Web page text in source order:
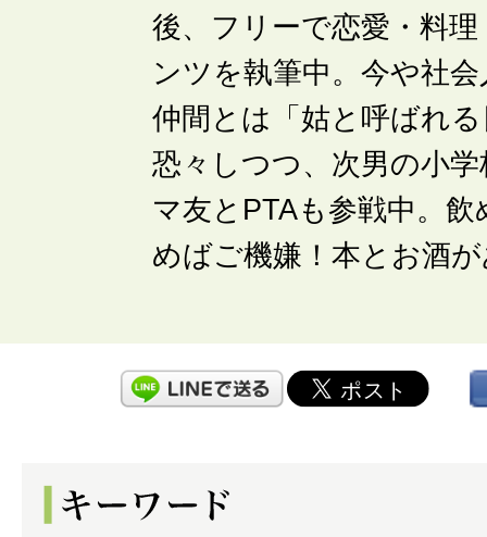
後、フリーで恋愛・料
ンツを執筆中。今や社
仲間とは「姑と呼ばれ
恐々しつつ、次男の小
マ友とPTAも参戦中。飲
めばご機嫌！本とお酒